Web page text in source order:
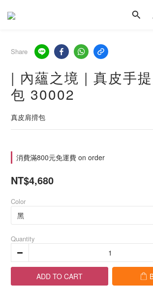
Share
| 內蘊之境 | 真皮手
包 30002
真皮肩揹包
消費滿800元免運費 on order
NT$4,680
Color
Quantity
ADD TO CART